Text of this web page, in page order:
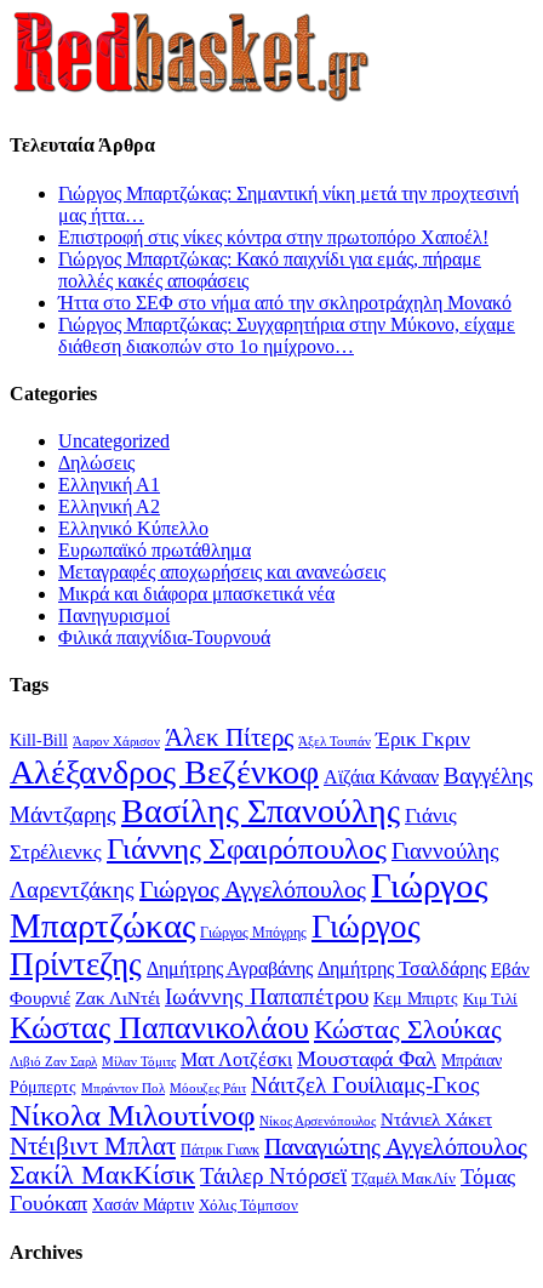
Τελευταία Άρθρα
Γιώργος Μπαρτζώκας: Σημαντική νίκη μετά την προχτεσινή
μας ήττα…
Επιστροφή στις νίκες κόντρα στην πρωτοπόρο Χαποέλ!
Γιώργος Μπαρτζώκας: Κακό παιχνίδι για εμάς, πήραμε
πολλές κακές αποφάσεις
Ήττα στο ΣΕΦ στο νήμα από την σκληροτράχηλη Μονακό
Γιώργος Μπαρτζώκας: Συγχαρητήρια στην Μύκονο, είχαμε
διάθεση διακοπών στο 1ο ημίχρονο…
Categories
Uncategorized
Δηλώσεις
Ελληνική Α1
Ελληνική Α2
Ελληνικό Κύπελλο
Ευρωπαϊκό πρωτάθλημα
Μεταγραφές αποχωρήσεις και ανανεώσεις
Μικρά και διάφορα μπασκετικά νέα
Πανηγυρισμοί
Φιλικά παιχνίδια-Τουρνουά
Tags
Kill-Bill Άαρον Χάρισον Άλεκ Πίτερς Άξελ Τουπάν Έρικ Γκριν
Αλέξανδρος Βεζένκοφ Αϊζάια Κάνααν Βαγγέλης
Μάντζαρης Βασίλης Σπανούλης Γιάνις
Στρέλιενκς Γιάννης ΣφαιρόπουλοςΓιαννούλης
Λαρεντζάκης Γιώργος ΑγγελόπουλοςΓιώργος
Μπαρτζώκας Γιώργος Μπόγρης Γιώργος
Πρίντεζης Δημήτρης Αγραβάνης Δημήτρης Τσαλδάρης Εβάν
Φουρνιέ Ζακ ΛιΝτέι Ιωάννης Παπαπέτρου Κεμ Μπιρτς Κιμ Τιλί
Κώστας Παπανικολάου Κώστας Σλούκας
Λιβιό Ζαν Σαρλ Μίλαν Τόμιτς Ματ Λοτζέσκι Μουσταφά Φαλ Μπράιαν
Ρόμπερτς Μπράντον Πολ Μόουζες Ράιτ Νάιτζελ Γουίλιαμς-Γκος
Νίκολα Μιλουτίνοφ Νίκος Αρσενόπουλος Ντάνιελ Χάκετ
Ντέιβιντ Μπλατ Πάτρικ Γιανκ Παναγιώτης Αγγελόπουλος
Σακίλ ΜακΚίσικ Τάιλερ Ντόρσεϊ Τζαμέλ ΜακΛίν Τόμας
Γουόκαπ Χασάν Μάρτιν Χόλις Τόμπσον
Archives